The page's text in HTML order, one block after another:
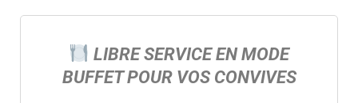
LIBRE SERVICE EN MODE
BUFFET POUR VOS CONVIVES